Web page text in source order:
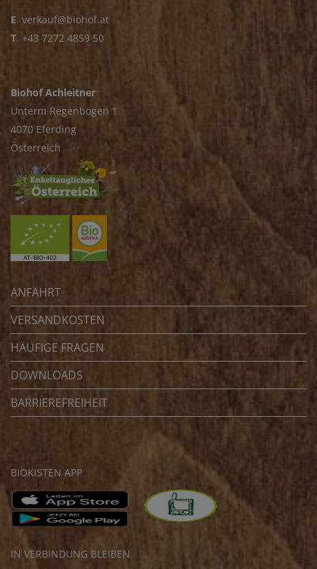
E. verkauf@biohof.at
T. +43 7272 4859 50
Biohof Achleitner
Unterm Regenbogen 1
4070 Eferding
Österreich
ANFAHRT
VERSANDKOSTEN
HÄUFIGE FRAGEN
DOWNLOADS
BARRIEREFREIHEIT
BIOKISTEN APP
IN VERBINDUNG BLEIBEN